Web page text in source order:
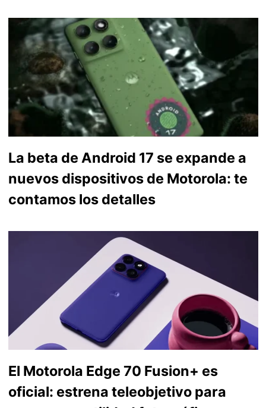
La beta de Android 17 se expande a
nuevos dispositivos de Motorola: te
contamos los detalles
El Motorola Edge 70 Fusion+ es
oficial: estrena teleobjetivo para